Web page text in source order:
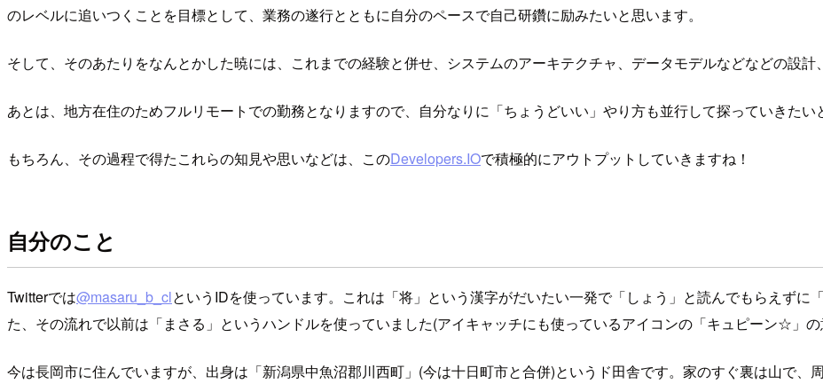
のレベルに追いつくことを目標として、業務の遂行とともに自分のペースで自己研鑽に励みたいと思います。
そして、そのあたりをなんとかした暁には、これまでの経験と併せ、システムのアーキテクチャ、データモデルなどなどの設
あとは、地方在住のためフルリモートでの勤務となりますので、自分なりに「ちょうどいい」やり方も並行して探っていきたい
もちろん、その過程で得たこれらの知見や思いなどは、このDevelopers.IOで積極的にアウトプットしていきますね！
自分のこと
Twitterでは@masaru_b_clというIDを使っています。これは「将」という漢字がだいたい一発で「しょう」と読んでもらえずに
た、その流れで以前は「まさる」というハンドルを使っていました(アイキャッチにも使っているアイコンの「キュピーン☆」の
今は長岡市に住んでいますが、出身は「新潟県中魚沼郡川西町」(今は十日町市と合併)というド田舎です。家のすぐ裏は山で